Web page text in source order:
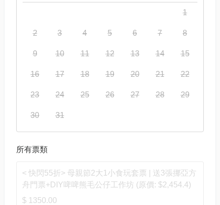
1
2 3 4 5 6 7 8
9 10 11 12 13 14 15
16 17 18 19 20 21 22
23 24 25 26 27 28 29
30 31
所有票類
< 快閃55折> 母親節2大1小食玩套票 | 送3張挪亞方
舟門票+DIY啤啤熊毛公仔工作坊 (原價: $2,454.4)
$ 1350.00